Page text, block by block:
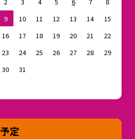
9
10 11 12 13 14
15
16
17 18 19 20 21
22
23
24 25 26 27 28
29
30
31
予定